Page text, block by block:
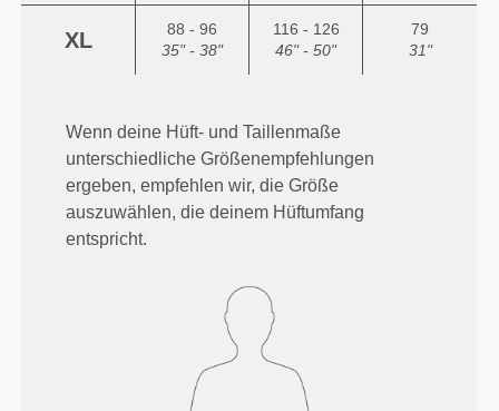
XL
88 - 96
35" - 38"
116 - 126
46" - 50"
79
31"
Wenn deine Hüft- und Taillenmaße
unterschiedliche Größenempfehlungen
ergeben, empfehlen wir, die Größe
auszuwählen, die deinem Hüftumfang
entspricht.